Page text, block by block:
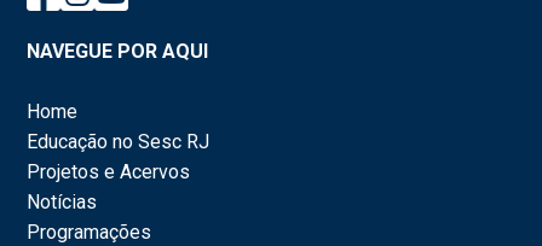
NAVEGUE POR AQUI
Home
Educação no Sesc RJ
Projetos e Acervos
Notícias
Programações